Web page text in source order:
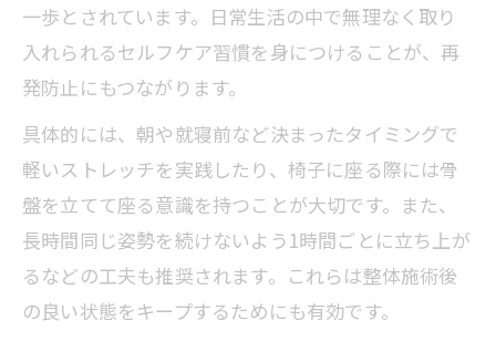
一歩とされています。日常生活の中で無理なく取り
入れられるセルフケア習慣を身につけることが、再
発防止にもつながります。
具体的には、朝や就寝前など決まったタイミングで
軽いストレッチを実践したり、椅子に座る際には骨
盤を立てて座る意識を持つことが大切です。また、
長時間同じ姿勢を続けないよう1時間ごとに立ち上が
るなどの工夫も推奨されます。これらは整体施術後
の良い状態をキープするためにも有効です。